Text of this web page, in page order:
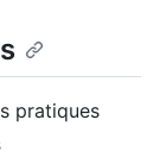
pratiques